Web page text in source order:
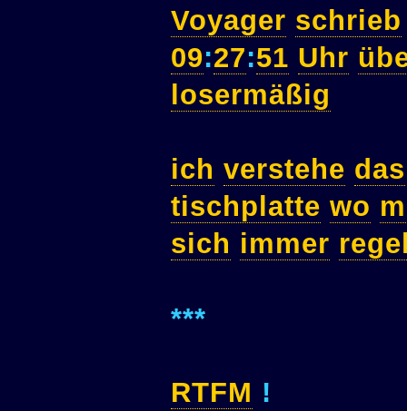
Voyager schrieb
09:27:51 Uhr
losermäßig
ich verstehe das
tischplatte wo
sich immer
***
RTFM !